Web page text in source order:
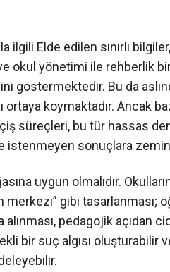
ilgili Elde edilen sınırlı
okul yönetimi ile rehberlik
göstermektedir. Bu da
ortaya koymaktadır. Ancak
süreçleri, bu tür hassas
istenmeyen sonuçlara
uygun olmalıdır.
merkezi” gibi tasarlanması;
pedagojik açıdan
bir suç algısı oluşturabilir